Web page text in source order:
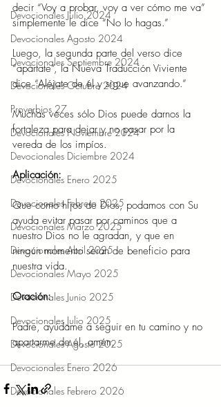
Devocionales Julio 2024
Devocionales Agosto 2024
Devocionales Septiembre 2024
Devocionales Octubre 2024
Proverbios 27
Devocionales Noviembre 2024
Devocionales Diciembre 2024
Devocionales Enero 2025
Devocionales Febrero 2025
Devocionales Marzo 2025
Devocionales Abril 2025
Devocionales Mayo 2025
Devocionales Junio 2025
Devocionales Julio 2025
Devocionales Agosto 2025
Devocionales Enero 2026
Devocionales Febrero 2026
decir “Voy a probar, voy a ver cómo me va”
simplemente le dice “No lo hagas.”
Luego, la segunda parte del verso dice
“apártate”, la Nueva Traducción Viviente
dice “Aléjate de él y sigue avanzando.”
Muchas veces sólo Dios puede darnos la
fortaleza para dejar y no pasar por la
vereda de los impíos.
Aplicación:
Que como hijos de Dios, podamos con Su
ayuda evitar pasar por caminos que a
nuestro Dios no le agradan, y que en
ningún momento serán de beneficio para
nuestra vida.
Oración:
Padre, ayúdame a seguir en tu camino y no
apartarme de él, amén.